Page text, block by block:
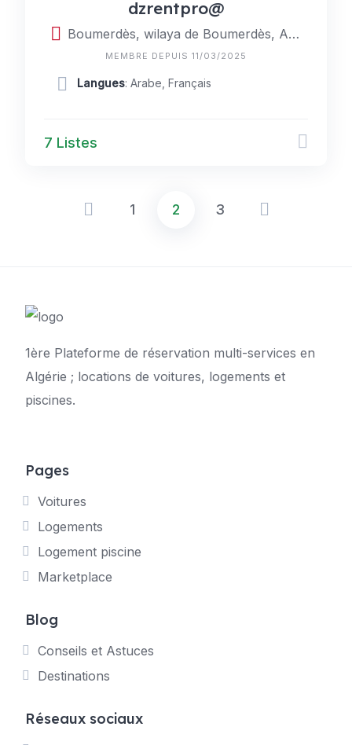
dzrentpro@
Boumerdès, wilaya de Boumerdès, Algérie
MEMBRE DEPUIS 11/03/2025
Langues: Arabe, Français
7 Listes
Pagination
1 2 3
1ère Plateforme de réservation multi-services en
Algérie ; locations de voitures, logements et
piscines.
Pages
Voitures
Logements
Logement piscine
Marketplace
Blog
Conseils et Astuces
Destinations
Réseaux sociaux